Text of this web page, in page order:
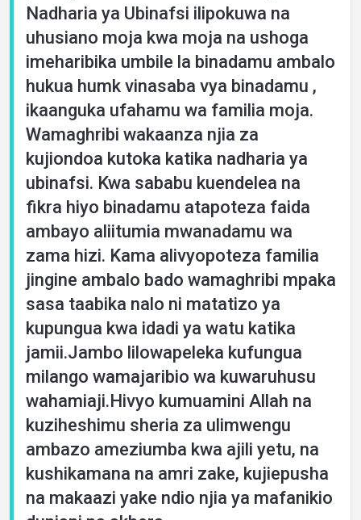
Nadharia ya Ubinafsi ilipokuwa na
uhusiano moja kwa moja na ushoga
imeharibika umbile la binadamu ambalo
hukua humk vinasaba vya binadamu ,
ikaanguka ufahamu wa familia moja.
Wamaghribi wakaanza njia za
kujiondoa kutoka katika nadharia ya
ubinafsi. Kwa sababu kuendelea na
fikra hiyo binadamu atapoteza faida
ambayo aliitumia mwanadamu wa
zama hizi. Kama alivyopoteza familia
jingine ambalo bado wamaghribi mpaka
sasa taabika nalo ni matatizo ya
kupungua kwa idadi ya watu katika
jamii.Jambo lilowapeleka kufungua
milango wamajaribio wa kuwaruhusu
wahamiaji.Hivyo kumuamini Allah na
kuziheshimu sheria za ulimwengu
ambazo ameziumba kwa ajili yetu, na
kushikamana na amri zake, kujiepusha
na makaazi yake ndio njia ya mafanikio